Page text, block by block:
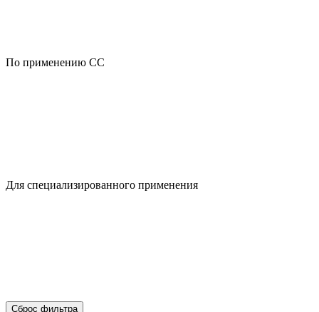
По применению CC
Для специализированного применения
Сброс фильтра